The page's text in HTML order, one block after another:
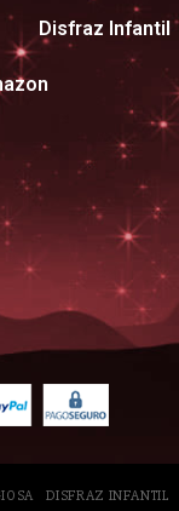
Disfraz Infantil
DISFRAZ INFANTIL